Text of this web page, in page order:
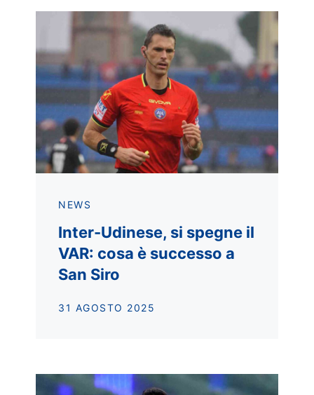
NEWS
Inter-Udinese, si spegne il
VAR: cosa è successo a
San Siro
31 AGOSTO 2025